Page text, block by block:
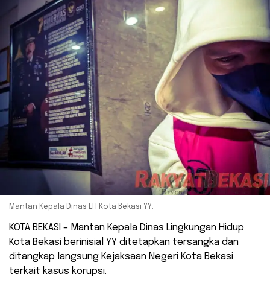
Mantan Kepala Dinas LH Kota Bekasi YY.
KOTA BEKASI – Mantan Kepala Dinas Lingkungan Hidup
Kota Bekasi berinisial YY ditetapkan tersangka dan
ditangkap langsung Kejaksaan Negeri Kota Bekasi
terkait kasus korupsi.